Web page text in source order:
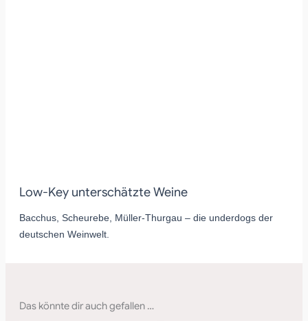
Low-Key unterschätzte Weine
Bacchus, Scheurebe, Müller-Thurgau – die underdogs der
deutschen Weinwelt.
Das könnte dir auch gefallen …